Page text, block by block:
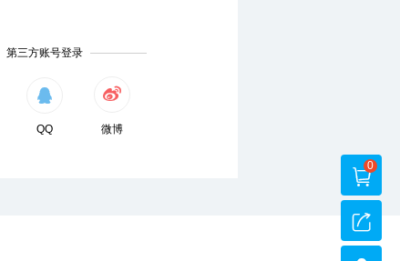
第三方账号登录
QQ 微博
0